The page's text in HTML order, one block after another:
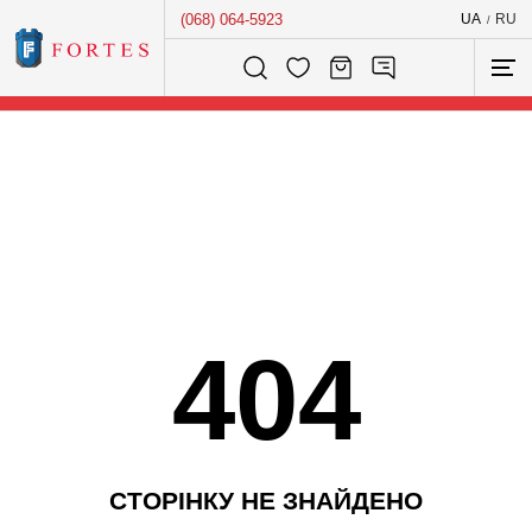
(068) 064-5923 UA / RU
Розумний пошук...
404
СТОРІНКУ НЕ ЗНАЙДЕНО